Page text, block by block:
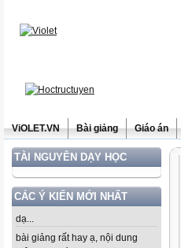
ViOLET.VN Bài giảng Giáo án
TÀI NGUYÊN DẠY HỌC
CÁC Ý KIẾN MỚI NHẤT
dạ...
bài giảng rất hay ạ, nội dung